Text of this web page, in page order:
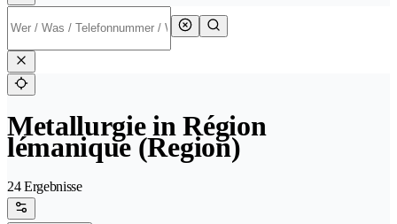
Metallurgie in Région
lémanique (Region)
24 Ergebnisse